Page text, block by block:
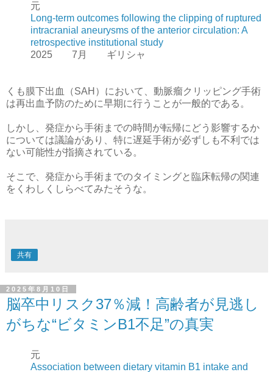
元
Long-term outcomes following the clipping of ruptured
intracranial aneurysms of the anterior circulation: A
retrospective institutional study
2025 7月 ギリシャ
くも膜下出血（SAH）において、動脈瘤クリッピング手術
は再出血予防のために早期に行うことが一般的である。
しかし、発症から手術までの時間が転帰にどう影響するか
については議論があり、特に遅延手術が必ずしも不利では
ない可能性が指摘されている。
そこで、発症から手術までのタイミングと臨床転帰の関連
をくわしくしらべてみたそうな。
共有
2025年8月10日
脳卒中リスク37％減！高齢者が見逃し
がちな“ビタミンB1不足”の真実
元
Association between dietary vitamin B1 intake and